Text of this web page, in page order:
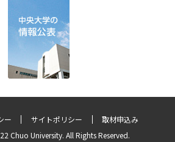
ー サイトポリシー
取材申込み
Chuo University. All Rights Reserved.